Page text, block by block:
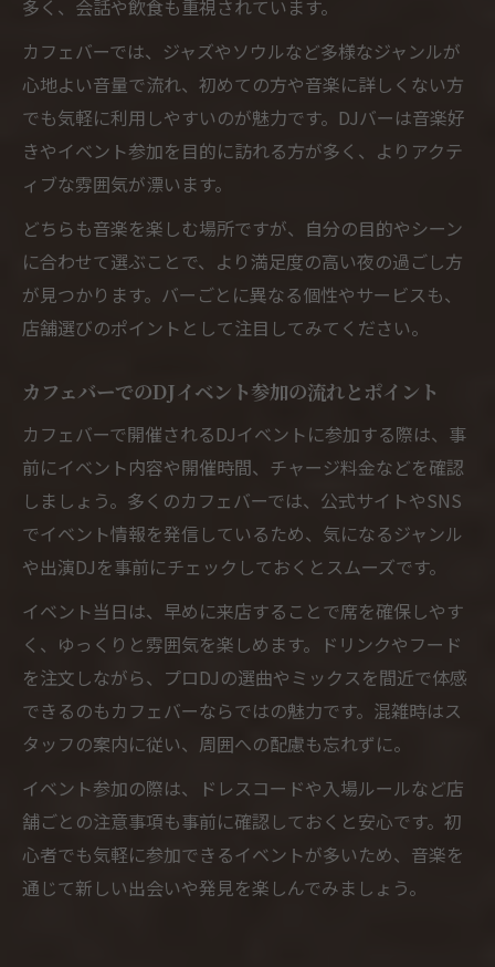
多く、会話や飲食も重視されています。
カフェバーでは、ジャズやソウルなど多様なジャンルが
心地よい音量で流れ、初めての方や音楽に詳しくない方
でも気軽に利用しやすいのが魅力です。DJバーは音楽好
きやイベント参加を目的に訪れる方が多く、よりアクテ
ィブな雰囲気が漂います。
どちらも音楽を楽しむ場所ですが、自分の目的やシーン
に合わせて選ぶことで、より満足度の高い夜の過ごし方
が見つかります。バーごとに異なる個性やサービスも、
店舗選びのポイントとして注目してみてください。
カフェバーでのDJイベント参加の流れとポイント
カフェバーで開催されるDJイベントに参加する際は、事
前にイベント内容や開催時間、チャージ料金などを確認
しましょう。多くのカフェバーでは、公式サイトやSNS
でイベント情報を発信しているため、気になるジャンル
や出演DJを事前にチェックしておくとスムーズです。
イベント当日は、早めに来店することで席を確保しやす
く、ゆっくりと雰囲気を楽しめます。ドリンクやフード
を注文しながら、プロDJの選曲やミックスを間近で体感
できるのもカフェバーならではの魅力です。混雑時はス
タッフの案内に従い、周囲への配慮も忘れずに。
イベント参加の際は、ドレスコードや入場ルールなど店
舗ごとの注意事項も事前に確認しておくと安心です。初
心者でも気軽に参加できるイベントが多いため、音楽を
通じて新しい出会いや発見を楽しんでみましょう。